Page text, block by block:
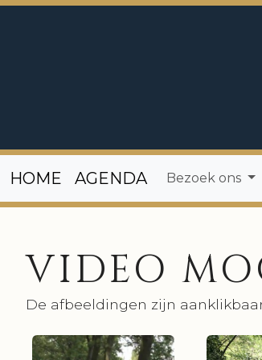
HOME AGENDA Bezoek ons
VIDEO
De afbeeldingen zijn